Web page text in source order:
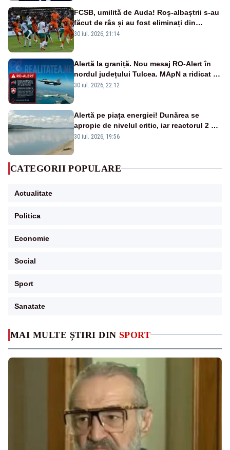
MAI MULTE ȘTIRI DIN SPORT
FCSB, umilită de Auda! Roș-albaștrii s-au
făcut de râs și au fost eliminați din
Conference League
30 iul. 2026, 21:14
Alertă la graniță. Nou mesaj RO-Alert în
nordul județului Tulcea. MApN a ridicat de
la sol două avioane F-16
30 iul. 2026, 22:12
Alertă pe piața energiei! Dunărea se
apropie de nivelul critic, iar reactorul 2 de
la Cernavodă ar putea fi oprit
30 iul. 2026, 19:56
CATEGORII POPULARE
Actualitate
Politica
Economie
Social
Sport
Sanatate